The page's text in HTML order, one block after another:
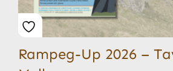
Rampeg-Up 2026 –